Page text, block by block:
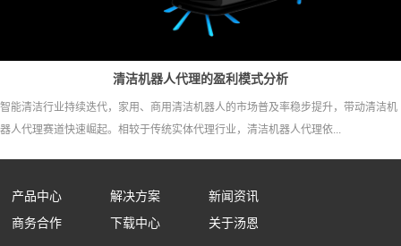
清洁机器人代理的盈利模式分析
智能清洁行业持续迭代，家用、商用清洁机器人的市场普及率稳步提升，带动清洁机
器人代理赛道快速崛起。相较于传统实体代理行业，清洁机器人代理依...
产品中心 解决方案
新闻资讯
商务合作
下载中心 关于汤恩